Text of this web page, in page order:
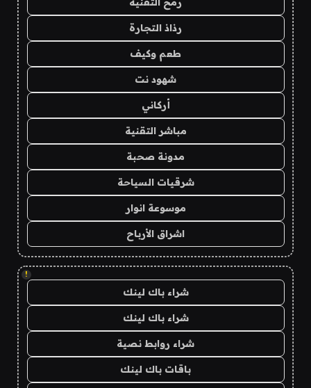
رذاذ التجارة
طعم وكيف
شهود نت
أركاني
مباشر التقنية
مدونة صحبة
شرقيات السياحة
موسوعة انوار
اشراق الأرباح
!
شراء باك لينك
شراء باك لينك
شراء روابط نصية
باقات باك لينك